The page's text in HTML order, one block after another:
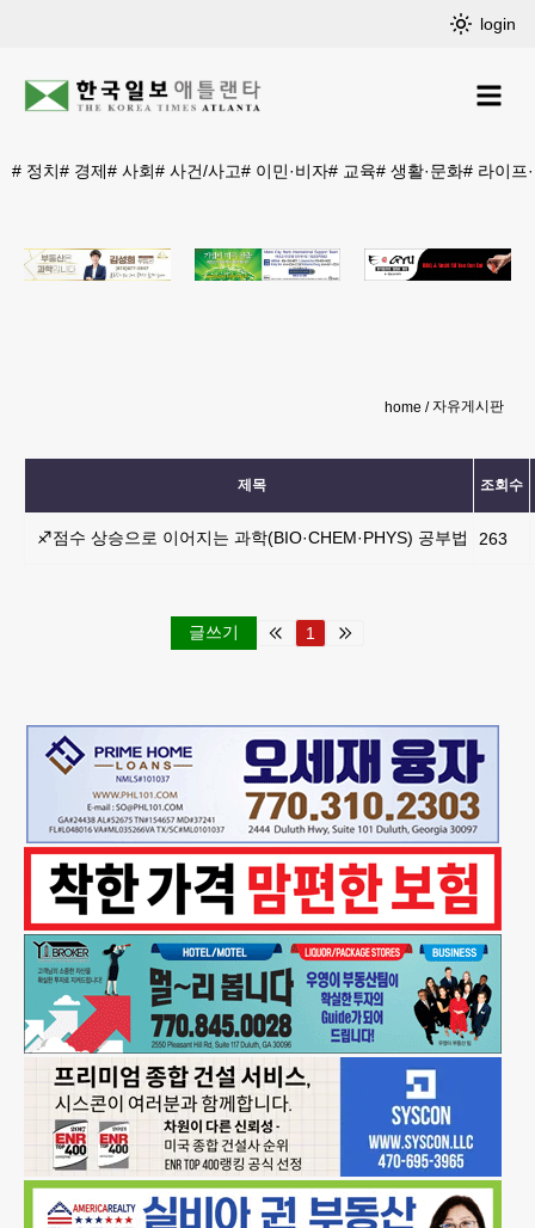
login
# 정치# 경제# 사회# 사건/사고# 이민·비자# 교육# 생활·문화# 라이프
home 자유게시판
제목 조회수
♐점수 상승으로 이어지는 과학(BIO·CHEM·PHYS) 공부법 263
글쓰기 1